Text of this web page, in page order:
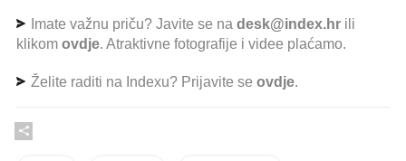
Imate važnu priču? Javite se na desk@index.hr ili
klikom ovdje. Atraktivne fotografije i videe plaćamo.
Želite raditi na Indexu? Prijavite se ovdje.